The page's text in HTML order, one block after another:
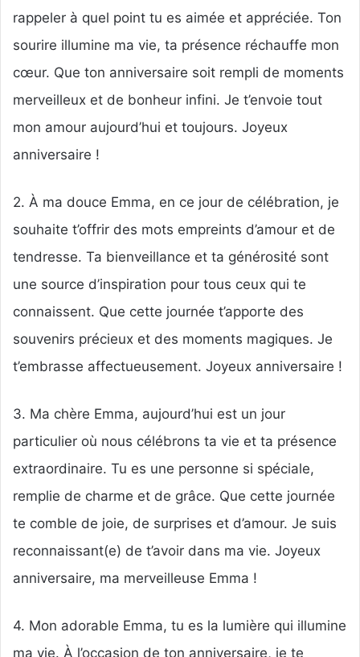
rappeler à quel point tu es aimée et appréciée. Ton
sourire illumine ma vie, ta présence réchauffe mon
cœur. Que ton anniversaire soit rempli de moments
merveilleux et de bonheur infini. Je t’envoie tout
mon amour aujourd’hui et toujours. Joyeux
anniversaire !
2. À ma douce Emma, en ce jour de célébration, je
souhaite t’offrir des mots empreints d’amour et de
tendresse. Ta bienveillance et ta générosité sont
une source d’inspiration pour tous ceux qui te
connaissent. Que cette journée t’apporte des
souvenirs précieux et des moments magiques. Je
t’embrasse affectueusement. Joyeux anniversaire !
3. Ma chère Emma, aujourd’hui est un jour
particulier où nous célébrons ta vie et ta présence
extraordinaire. Tu es une personne si spéciale,
remplie de charme et de grâce. Que cette journée
te comble de joie, de surprises et d’amour. Je suis
reconnaissant(e) de t’avoir dans ma vie. Joyeux
anniversaire, ma merveilleuse Emma !
4. Mon adorable Emma, tu es la lumière qui illumine
ma vie. À l’occasion de ton anniversaire, je te